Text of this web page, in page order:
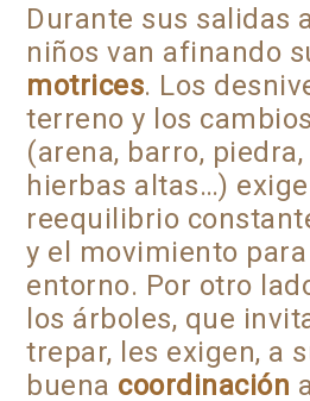
Durante sus salidas
niños van afinando
motrices. Los
terreno y los
(arena, barro,
hierbas altas…)
reequilibrio
y el movimiento
entorno. Por otro
los árboles, que
trepar, les exigen, a
buena coordinación